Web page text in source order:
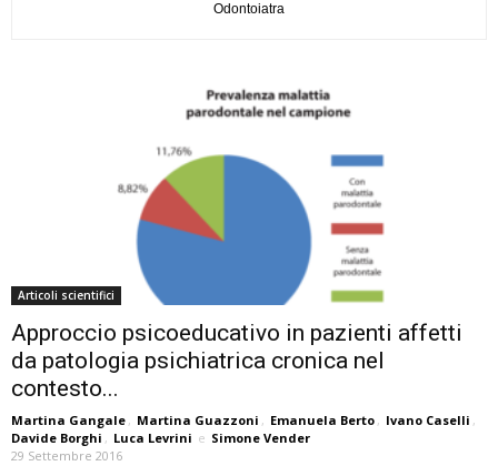
Odontoiatra
Articoli scientifici
Approccio psicoeducativo in pazienti affetti
da patologia psichiatrica cronica nel
contesto...
Martina Gangale , Martina Guazzoni , Emanuela Berto , Ivano Caselli ,
Davide Borghi , Luca Levrini e Simone Vender
29 Settembre 2016